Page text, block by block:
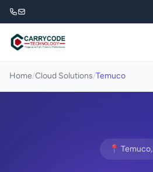
Home/Cloud Solutions/Temuco
📍 Temuco,